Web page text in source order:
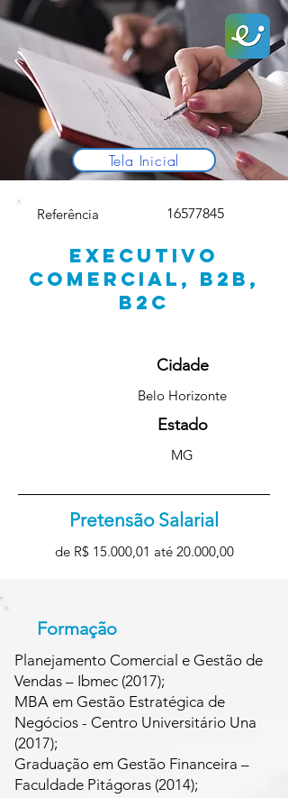
Tela Inicial
Referência 16577845
EXECUTIVO
COMERCIAL, B2B,
B2C
Cidade
Belo Horizonte
Estado
MG
Pretensão Salarial
de R$ 15.000,01 até 20.000,00
Formação
Planejamento Comercial e Gestão de
Vendas – Ibmec (2017);
MBA em Gestão Estratégica de
Negócios - Centro Universitário Una
(2017);
Graduação em Gestão Financeira –
Faculdade Pitágoras (2014);